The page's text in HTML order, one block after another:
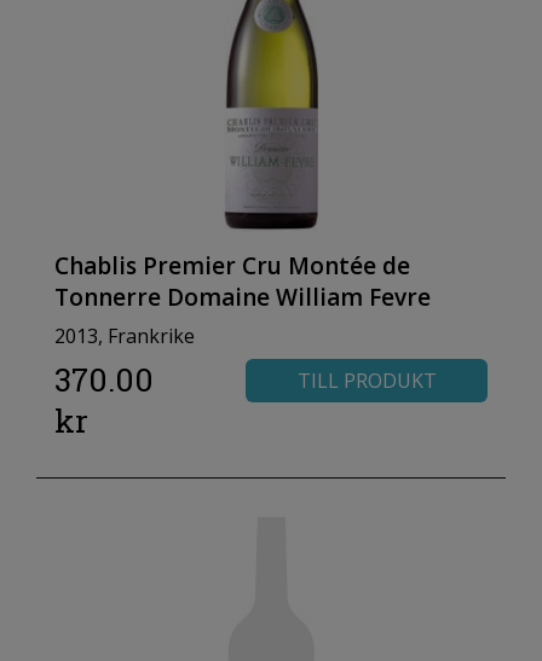
Chablis Premier Cru Montée de
Tonnerre Domaine William Fevre
2013, Frankrike
370.00
kr
TILL PRODUKT